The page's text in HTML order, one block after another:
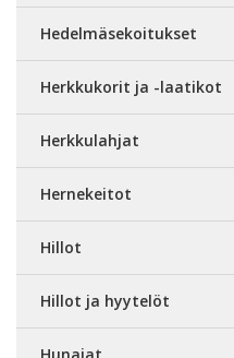
Hedelmäsekoitukset
Herkkukorit ja -laatikot
Herkkulahjat
Hernekeitot
Hillot
Hillot ja hyytelöt